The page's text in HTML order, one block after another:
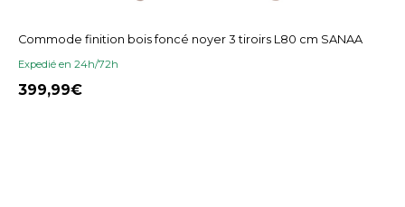
Commode finition bois foncé noyer 3 tiroirs L80 cm SANAA
Expedié en 24h/72h
399,99